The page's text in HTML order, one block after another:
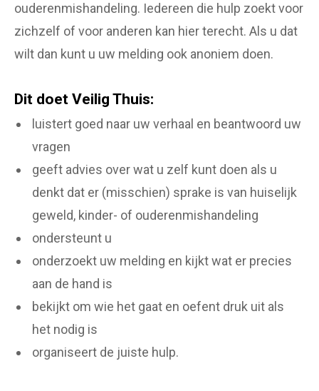
ouderenmishandeling. Iedereen die hulp zoekt voor
zichzelf of voor anderen kan hier terecht. Als u dat
wilt dan kunt u uw melding ook anoniem doen.
Dit doet Veilig Thuis:
luistert goed naar uw verhaal en beantwoord uw
vragen
geeft advies over wat u zelf kunt doen als u
denkt dat er (misschien) sprake is van huiselijk
geweld, kinder- of ouderenmishandeling
ondersteunt u
onderzoekt uw melding en kijkt wat er precies
aan de hand is
bekijkt om wie het gaat en oefent druk uit als
het nodig is
organiseert de juiste hulp.